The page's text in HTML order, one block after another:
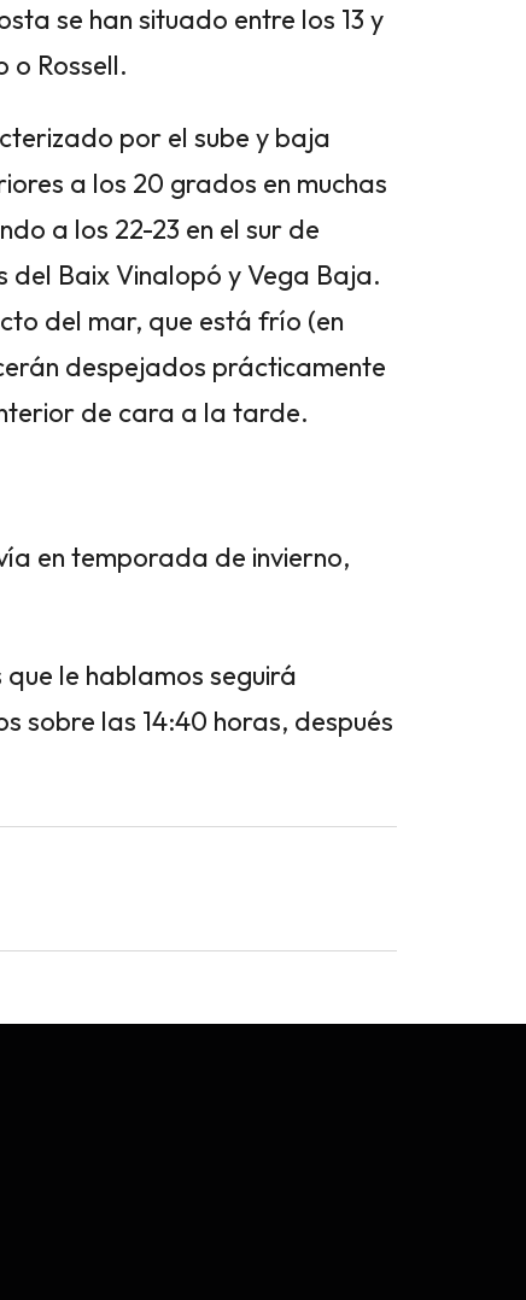
se han situado entre los 13 y
o Rossell.
por el sube y baja
a los 20 grados en muchas
a los 22-23 en el sur de
del Baix Vinalopó y Vega Baja.
del mar, que está frío (en
despejados prácticamente
de cara a la tarde.
en temporada de invierno,
le hablamos seguirá
sobre las 14:40 horas, después